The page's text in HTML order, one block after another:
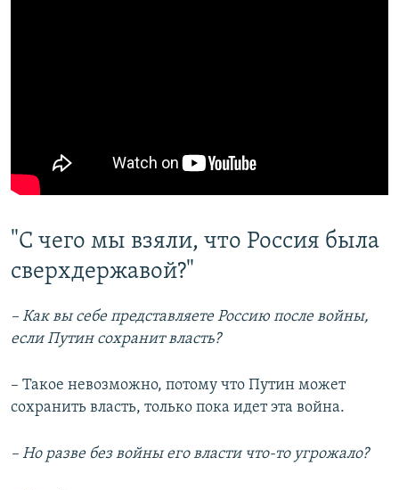
"С чего мы взяли, что Россия была
сверхдержавой?"
– Как вы себе представляете Россию после войны,
если Путин сохранит власть?
– Такое невозможно, потому что Путин может
сохранить власть, только пока идет эта война.
– Но разве без войны его власти что-то угрожало?